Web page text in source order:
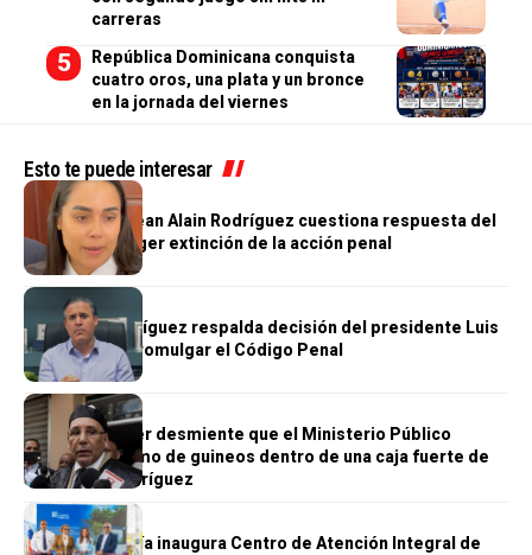
carreras
República Dominicana conquista
cuatro oros, una plata y un bronce
en la jornada del viernes
Esto te puede interesar
JUSTICIA
Abogada de Jean Alain Rodríguez cuestiona respuesta del
MP y pide acoger extinción de la acción penal
JUSTICIA
Jean Luis Rodríguez respalda decisión del presidente Luis
Abinader de promulgar el Código Penal
JUSTICIA
Carlos Balcácer desmiente que el Ministerio Público
hallara un racimo de guineos dentro de una caja fuerte de
Jean Alain Rodríguez
JUSTICIA
La Procuraduría inaugura Centro de Atención Integral de